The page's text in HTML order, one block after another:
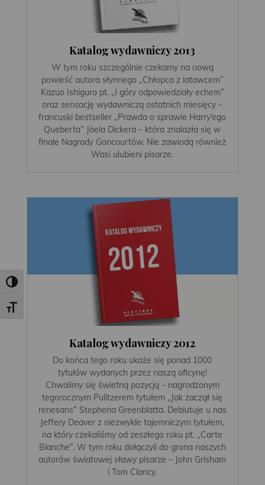
Toggle High Contrast
Toggle Font size
Katalog wydawniczy 2013
W tym roku szczególnie czekamy na nową
powieść autora słynnego „Chłopca z latawcem”
Kazuo Ishiguro pt. „I góry odpowiedziały echem”
oraz sensację wydawniczą ostatnich miesięcy –
francuski bestseller „Prawda o sprawie Harry’ego
Queberta” Jöela Dickera – która znalazła się w
finale Nagrody Goncourtów. Nie zawiodą również
Wasi ulubieni pisarze.
Katalog wydawniczy 2012
Do końca tego roku ukaże się ponad 1000
tytułów wydanych przez naszą oficynę!
Chwalimy się świetną pozycją – nagrodzonym
tegorocznym Pulitzerem tytułem „Jak zaczął się
renesans” Stephena Greenblatta. Debiutuje u nas
Jeffery Deaver z niezwykle tajemniczym tytułem,
na który czekaliśmy od zeszłego roku pt. „Carte
Blanche”. W tym roku dołączyli do grona naszych
autorów światowej sławy pisarze – John Grisham
i Tom Clancy.